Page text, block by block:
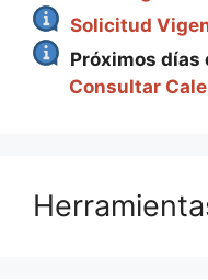
Solicitud
Próximos días
Consultar